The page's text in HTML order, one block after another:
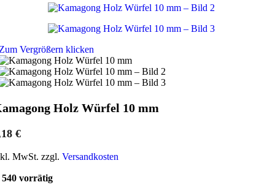
Vergrößern klicken
Holz Würfel 10 mm
€
MwSt. zzgl. Versandkosten
540 vorrätig